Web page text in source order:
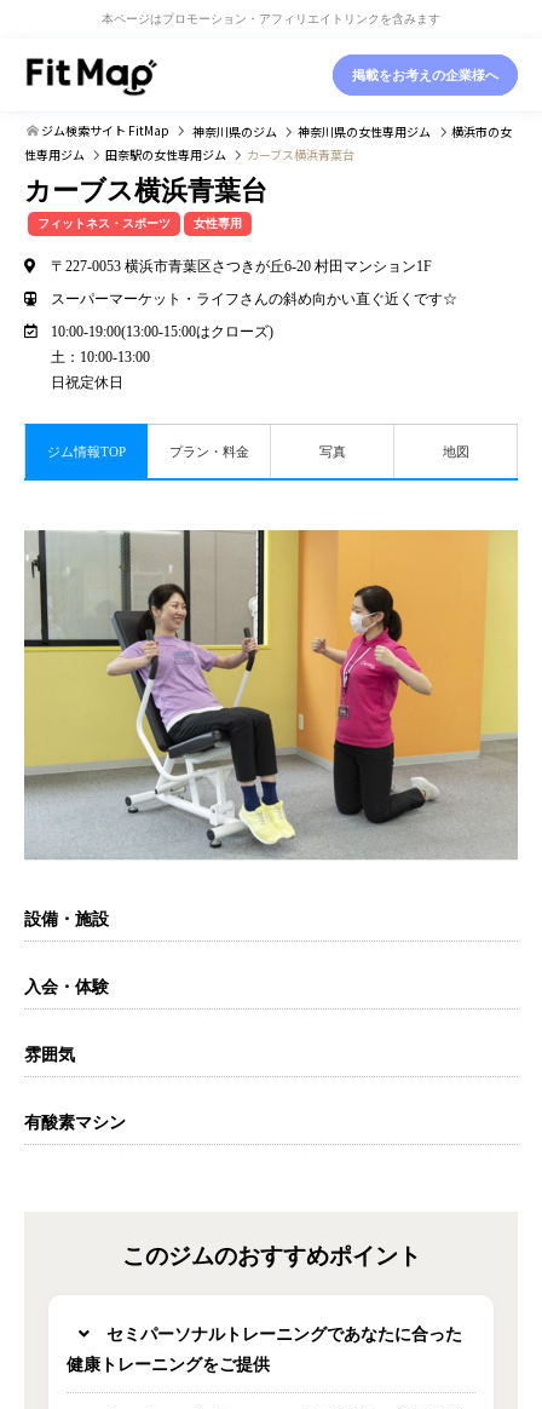
本ページはプロモーション・アフィリエイトリンクを含みます
掲載をお考えの企業様へ
ジム検索サイト FitMap 神奈川県のジム 神奈川県の女性専用ジム 横浜市の女
性専用ジム
田奈駅の女性専用ジム カーブス横浜青葉台
カーブス横浜青葉台
フィットネス・スポーツ 女性専用
〒227-0053 横浜市青葉区さつきが丘6-20 村田マンション1F
スーパーマーケット・ライフさんの斜め向かい直ぐ近くです☆
10:00-19:00(13:00-15:00はクローズ)
土：10:00-13:00
日祝定休日
ジム情報TOP プラン・料金 写真 地図
設備・施設
入会・体験
雰囲気
有酸素マシン
このジムのおすすめポイント
セミパーソナルトレーニングであなたに合った
健康トレーニングをご提供